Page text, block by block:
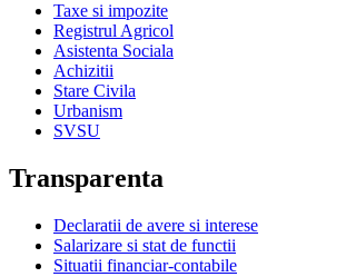
Taxe si impozite
Registrul Agricol
Asistenta Sociala
Achizitii
Stare Civila
Urbanism
SVSU
Transparenta
Declaratii de avere si interese
Salarizare si stat de functii
Situatii financiar-contabile